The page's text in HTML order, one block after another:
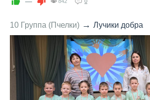
10 Группа (Пчелки) → Лучики добра